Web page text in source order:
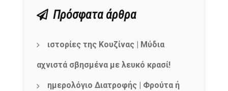
Πρόσφατα άρθρα
ιστορίες της Κουζίνας | Μύδια
αχνιστά σβησμένα με λευκό κρασί!
ημερολόγιο Διατροφής | Φρούτα ή